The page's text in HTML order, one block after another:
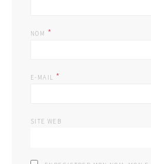
NOM *
E-MAIL *
SITE WEB